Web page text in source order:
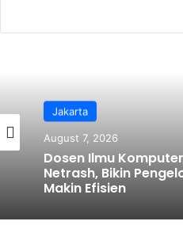
k
Jakarta
August 7, 2026
Dosen Ilmu
Netrash, Bikin
Makin Efisien